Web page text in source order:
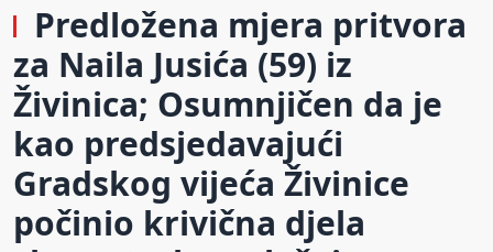
Predložena mjera pritvora
za Naila Jusića (59) iz
Živinica; Osumnjičen da je
kao predsjedavajući
Gradskog vijeća Živinice
počinio krivična djela